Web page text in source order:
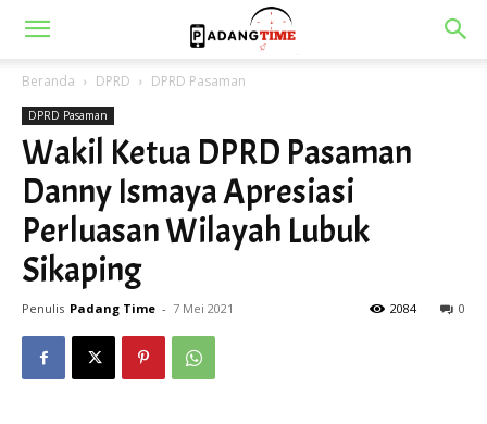
Beranda DPRD DPRD Pasaman
DPRD Pasaman
Wakil Ketua DPRD Pasaman
Danny Ismaya Apresiasi
Perluasan Wilayah Lubuk
Sikaping
Penulis Padang Time - 7 Mei 2021 0
2084